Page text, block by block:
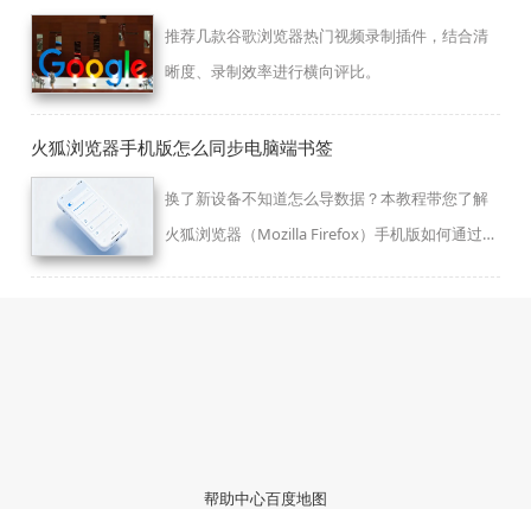
推荐几款谷歌浏览器热门视频录制插件，结合清
晰度、录制效率进行横向评比。
火狐浏览器手机版怎么同步电脑端书签
换了新设备不知道怎么导数据？本教程带您了解
火狐浏览器（Mozilla Firefox）手机版如何通过账
帮助中心百度地图